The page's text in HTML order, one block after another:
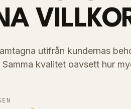
utifrån kundernas
kvalitet oavsett hur